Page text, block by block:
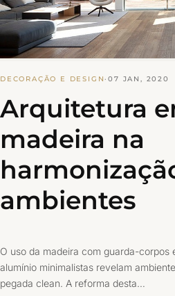
DECORAÇÃO E DESIGN·07 JAN, 2020
Arquitetura
madeira na
ambientes
O uso da madeira com guarda-corpos
alumínio minimalistas revelam
pegada clean. A reforma desta…